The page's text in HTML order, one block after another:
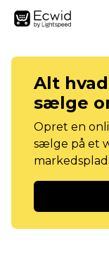
Alt
sælge
Opret en
sælge på et